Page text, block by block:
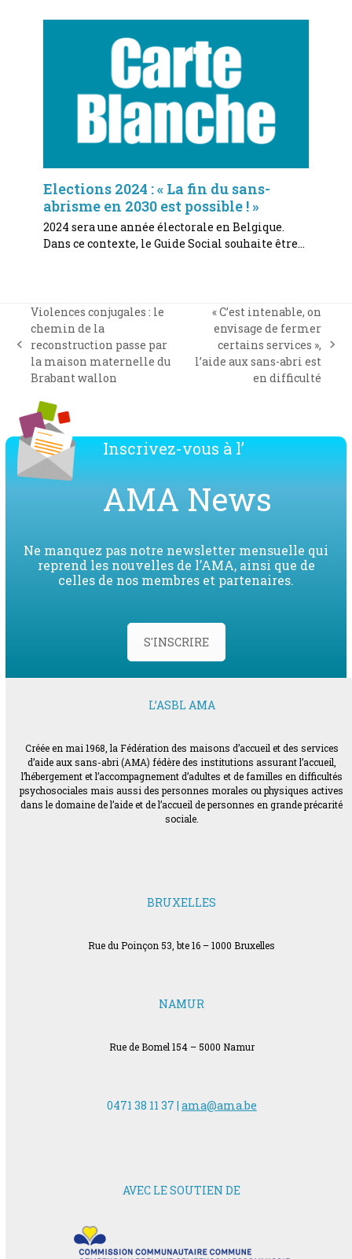
Elections 2024 : « La fin du sans-
abrisme en 2030 est possible ! »
2024 sera une année électorale en Belgique.
Dans ce contexte, le Guide Social souhaite être…
previous
post:
Violences conjugales : le
chemin de la
reconstruction passe par
la maison maternelle du
Brabant wallon
post:
« C’est intenable, on
envisage de fermer
certains services »,
l’aide aux sans-abri est
en difficulté
Inscrivez-vous à l’
AMA News
Ne manquez pas notre newsletter mensuelle qui
reprend les nouvelles de l’AMA, ainsi que de
celles de nos membres et partenaires.
S'INSCRIRE
L’ASBL AMA
Créée en mai 1968, la Fédération des maisons d’accueil et des services
d’aide aux sans-abri (AMA) fédère des institutions assurant l’accueil,
l’hébergement et l’accompagnement d’adultes et de familles en difficultés
psychosociales mais aussi des personnes morales ou physiques actives
dans le domaine de l’aide et de l’accueil de personnes en grande précarité
sociale.
BRUXELLES
Rue du Poinçon 53, bte 16 – 1000 Bruxelles
NAMUR
Rue de Bomel 154 – 5000 Namur
0471 38 11 37 | ama@ama.be
AVEC LE SOUTIEN DE